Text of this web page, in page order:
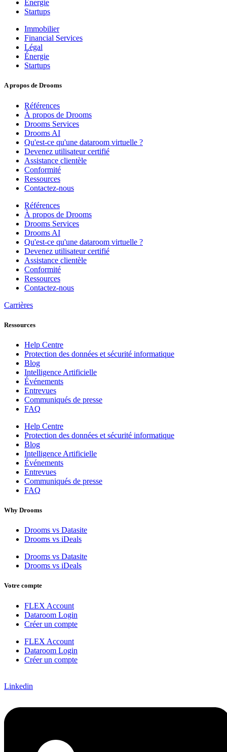
Énergie
Startups
Immobilier
Financial Services
Légal
Énergie
Startups
A propos de Drooms
Références
À propos de Drooms
Drooms Services
Drooms AI
Qu'est-ce qu'une dataroom virtuelle ?
Devenez utilisateur certifié
Assistance clientèle
Conformité
Ressources
Contactez-nous
Références
À propos de Drooms
Drooms Services
Drooms AI
Qu'est-ce qu'une dataroom virtuelle ?
Devenez utilisateur certifié
Assistance clientèle
Conformité
Ressources
Contactez-nous
Carrières
Ressources
Help Centre
Protection des données et sécurité informatique
Blog
Intelligence Artificielle
Événements
Entrevues
Communiqués de presse
FAQ
Help Centre
Protection des données et sécurité informatique
Blog
Intelligence Artificielle
Événements
Entrevues
Communiqués de presse
FAQ
Why Drooms
Drooms vs Datasite
Drooms vs iDeals
Drooms vs Datasite
Drooms vs iDeals
Votre compte
FLEX Account
Dataroom Login
Créer un compte
FLEX Account
Dataroom Login
Créer un compte
Linkedin